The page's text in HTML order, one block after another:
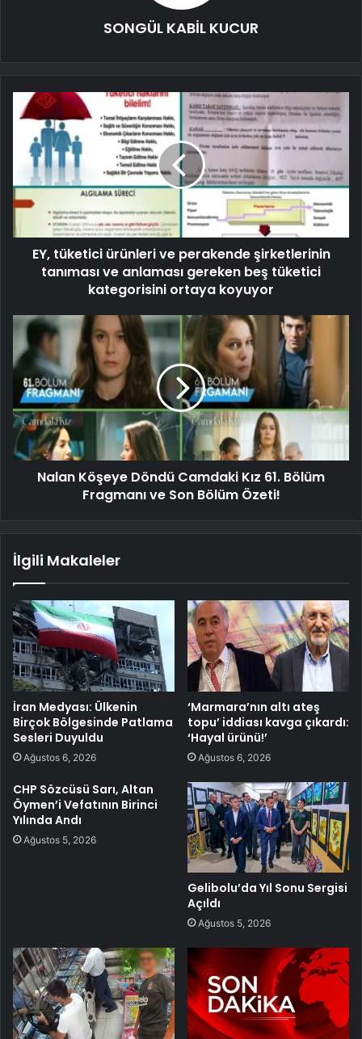
SONGÜL KABİL KUCUR
EY, tüketici ürünleri ve perakende şirketlerinin
tanıması ve anlaması gereken beş tüketici
kategorisini ortaya koyuyor
Nalan Köşeye Döndü Camdaki Kız 61. Bölüm
Fragmanı ve Son Bölüm Özeti!
İlgili Makaleler
İran Medyası: Ülkenin
Birçok Bölgesinde Patlama
Sesleri Duyuldu
Ağustos 6, 2026
‘Marmara’nın altı ateş
topu’ iddiası kavga çıkardı:
‘Hayal ürünü!’
Ağustos 6, 2026
CHP Sözcüsü Sarı, Altan
Öymen’i Vefatının Birinci
Yılında Andı
Ağustos 5, 2026
Gelibolu’da Yıl Sonu Sergisi
Açıldı
Ağustos 5, 2026